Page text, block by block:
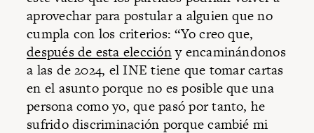
aprovechar para postular a alguien que no
cumpla con los criterios: “Yo creo que,
después de esta eleccióny encaminándonos
a las de 2024, el INE tiene que tomar cartas
en el asunto porque no es posible que una
persona como yo, que pasó por tanto, he
sufrido discriminación porque cambié mi